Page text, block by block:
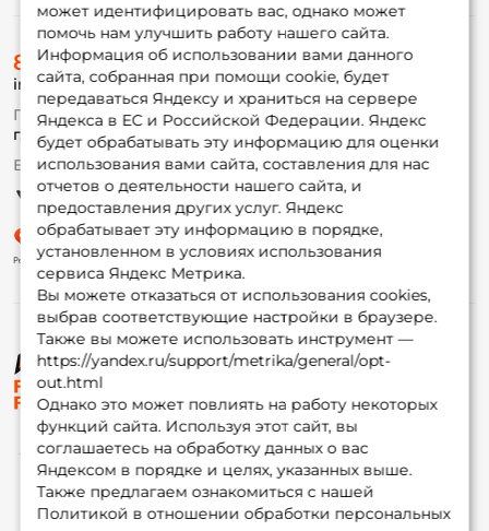
может идентифицировать вас, однако может
помочь нам улучшить работу нашего сайта.
Информация об использовании вами данного
сайта, собранная при помощи cookie, будет
передаваться Яндексу и храниться на сервере
Яндекса в ЕС и Российской Федерации. Яндекс
будет обрабатывать эту информацию для оценки
использования вами сайта, составления для нас
отчетов о деятельности нашего сайта, и
предоставления других услуг. Яндекс
обрабатывает эту информацию в порядке,
установленном в условиях использования
сервиса Яндекс Метрика.
Вы можете отказаться от использования cookies,
выбрав соответствующие настройки в браузере.
Также вы можете использовать инструмент —
https://yandex.ru/support/metrika/general/opt-
out.html
Однако это может повлиять на работу некоторых
функций сайта. Используя этот сайт, вы
соглашаетесь на обработку данных о вас
Яндексом в порядке и целях, указанных выше.
Также предлагаем ознакомиться с нашей
Политикой в отношении обработки персональных
© ФоксФишинг, 2009-2026
О магазине
Доставка
Оплата
Fox-bonus
Гуру
Партнерская программа
8 (495) 532-77-88
info@foxfishing.ru
По вопросам с заказом
г. Москва, ул. Плеханова д.7
Ежедневно 10:00 до 20:00